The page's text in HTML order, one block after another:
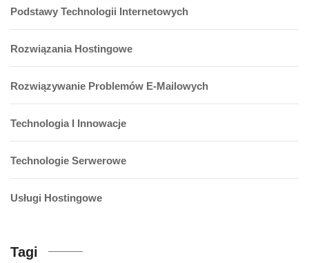
Podstawy Technologii Internetowych
Rozwiązania Hostingowe
Rozwiązywanie Problemów E-Mailowych
Technologia I Innowacje
Technologie Serwerowe
Usługi Hostingowe
Tagi